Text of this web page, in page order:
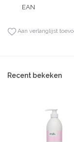
EAN
Aan verlanglijst
Recent bekeken